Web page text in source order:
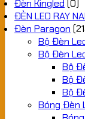
Đèn Kingled (0)
ĐÈN LED RAY
Đèn Paragon
Bộ Đèn
Bộ Đèn
Bộ
Bộ
Bộ
Bóng Đèn